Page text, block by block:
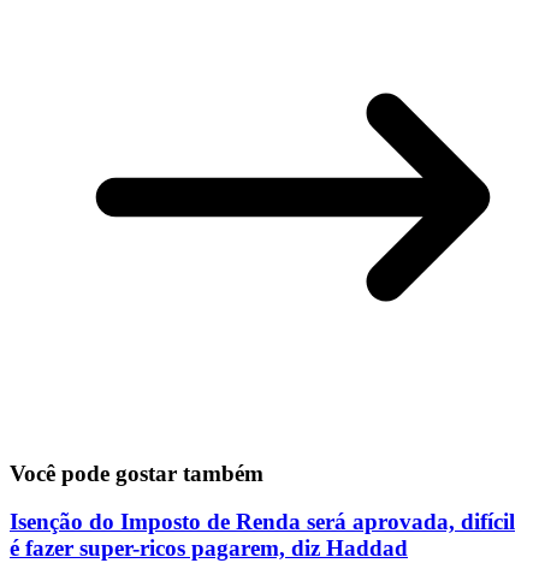
Você pode gostar também
Isenção do Imposto de Renda será aprovada, difícil
é fazer super-ricos pagarem, diz Haddad